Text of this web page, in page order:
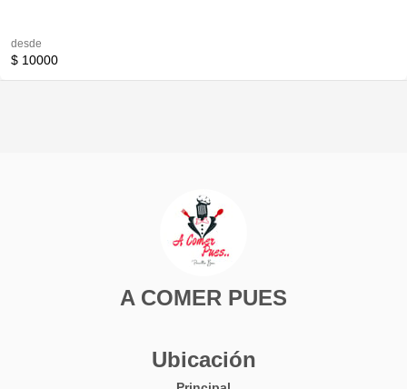
desde
$ 10000
A COMER PUES
Ubicación